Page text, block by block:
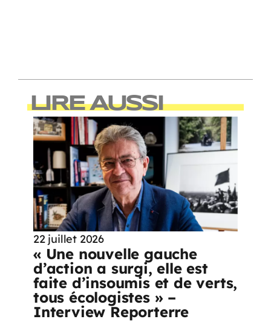
LIRE AUSSI
22 juillet 2026
« Une nouvelle gauche
d’action a surgi, elle est
faite d’insoumis et de verts,
tous écologistes » –
Interview Reporterre